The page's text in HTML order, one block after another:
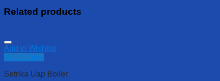
Related products
Add to Wishlist
Quick View
Setrika Uap Boiler